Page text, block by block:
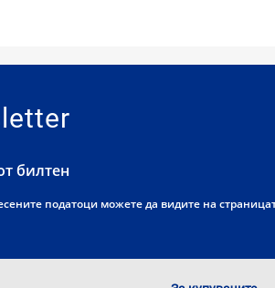
билтен
податоци можете да видите на